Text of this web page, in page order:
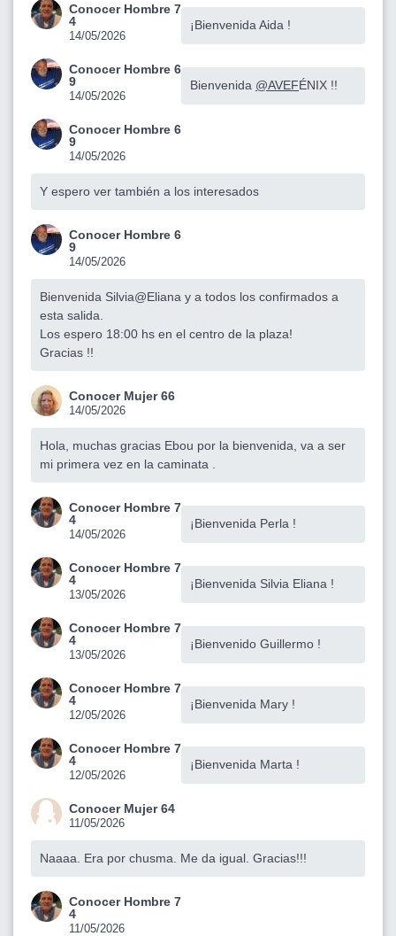
Conocer Hombre 7
4
14/05/2026
¡Bienvenida Aida !
Conocer Hombre 6
9
14/05/2026
Bienvenida @AVEFÉNIX !!
Conocer Hombre 6
9
14/05/2026
Y espero ver también a los interesados
Conocer Hombre 6
9
14/05/2026
Bienvenida Silvia@Eliana y a todos los confirmados a
esta salida.
Los espero 18:00 hs en el centro de la plaza!
Gracias !!
Conocer Mujer 66
14/05/2026
Hola, muchas gracias Ebou por la bienvenida, va a ser
mi primera vez en la caminata .
Conocer Hombre 7
4
14/05/2026
¡Bienvenida Perla !
Conocer Hombre 7
4
13/05/2026
¡Bienvenida Silvia Eliana !
Conocer Hombre 7
4
13/05/2026
¡Bienvenido Guillermo !
Conocer Hombre 7
4
12/05/2026
¡Bienvenida Mary !
Conocer Hombre 7
4
12/05/2026
¡Bienvenida Marta !
Conocer Mujer 64
11/05/2026
Naaaa. Era por chusma. Me da igual. Gracias!!!
Conocer Hombre 7
4
11/05/2026